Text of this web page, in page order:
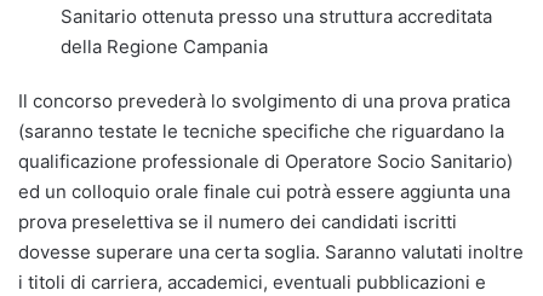
Sanitario ottenuta presso una struttura accreditata
della Regione Campania
Il concorso prevederà lo svolgimento di una prova pratica
(saranno testate le tecniche specifiche che riguardano la
qualificazione professionale di Operatore Socio Sanitario)
ed un colloquio orale finale cui potrà essere aggiunta una
prova preselettiva se il numero dei candidati iscritti
dovesse superare una certa soglia. Saranno valutati inoltre
i titoli di carriera, accademici, eventuali pubblicazioni e